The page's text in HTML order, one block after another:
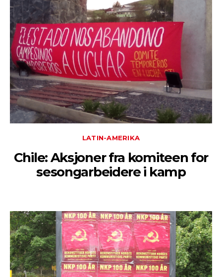
LATIN-AMERIKA
Chile: Aksjoner fra komiteen for
sesongarbeidere i kamp